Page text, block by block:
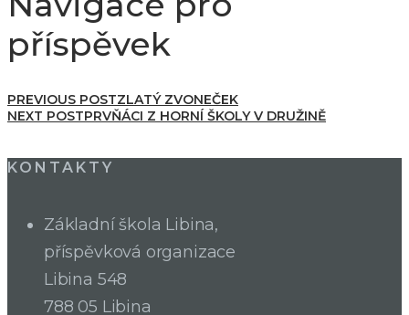
příspěvek
PREVIOUS POSTZLATÝ ZVONEČEK
NEXT POSTPRVŇÁCI Z HORNÍ ŠKOLY V DRUŽINĚ
KONTAKTY
Základní škola Libina,
příspěvková organizace
Libina 548
788 05 Libina